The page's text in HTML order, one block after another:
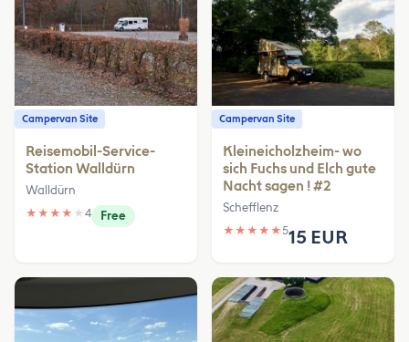
Campervan Site
Reisemobil-Service-
Station Walldürn
Walldürn
★ ★ ★ ★ ★ 4 Free
Campervan Site
Kleineicholzheim- wo
sich Fuchs und Elch gute
Nacht sagen ! #2
Schefflenz
★ ★ ★ ★ ★515 EUR